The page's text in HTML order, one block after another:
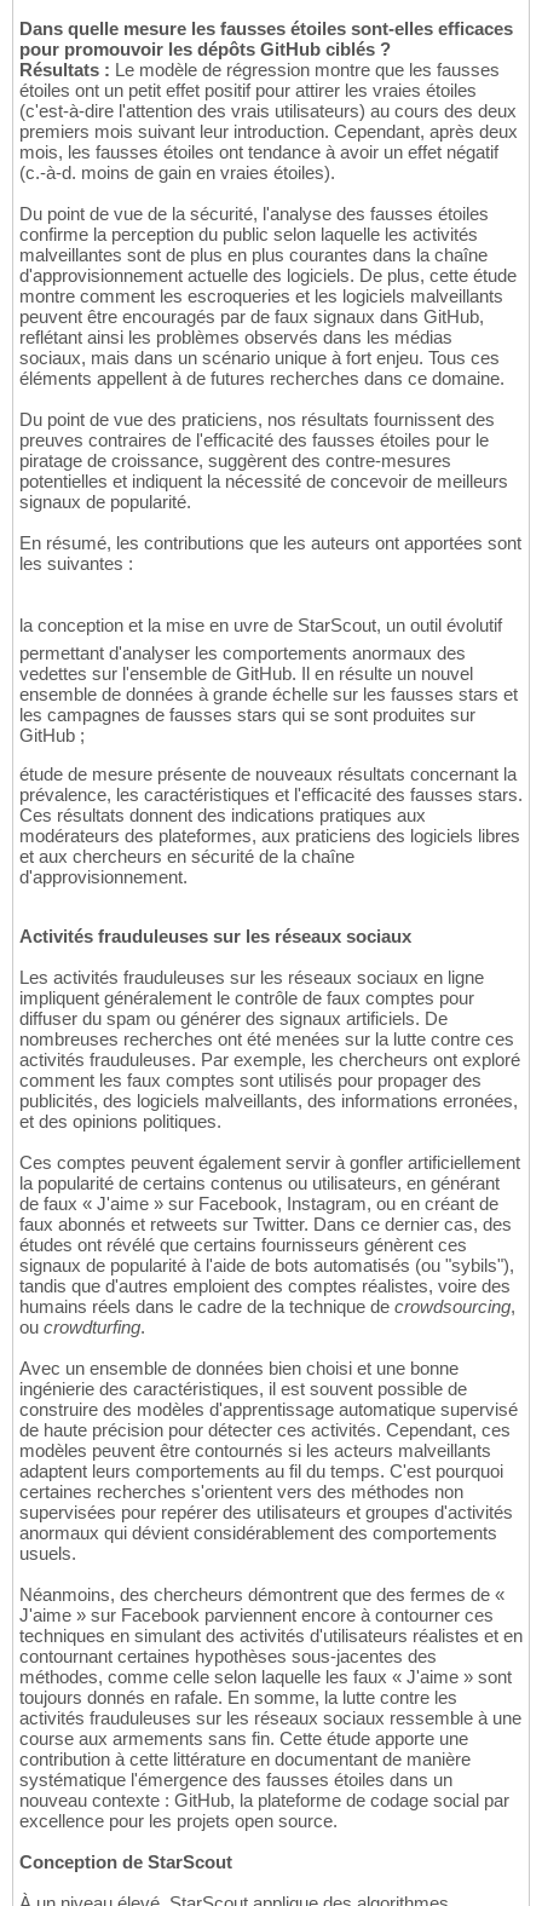
Dans quelle mesure les fausses étoiles sont-elles efficaces
pour promouvoir les dépôts GitHub ciblés ?
Résultats : Le modèle de régression montre que les fausses
étoiles ont un petit effet positif pour attirer les vraies étoiles
(c'est-à-dire l'attention des vrais utilisateurs) au cours des deux
premiers mois suivant leur introduction. Cependant, après deux
mois, les fausses étoiles ont tendance à avoir un effet négatif
(c.-à-d. moins de gain en vraies étoiles).
Du point de vue de la sécurité, l'analyse des fausses étoiles
confirme la perception du public selon laquelle les activités
malveillantes sont de plus en plus courantes dans la chaîne
d'approvisionnement actuelle des logiciels. De plus, cette étude
montre comment les escroqueries et les logiciels malveillants
peuvent être encouragés par de faux signaux dans GitHub,
reflétant ainsi les problèmes observés dans les médias
sociaux, mais dans un scénario unique à fort enjeu. Tous ces
éléments appellent à de futures recherches dans ce domaine.
Du point de vue des praticiens, nos résultats fournissent des
preuves contraires de l'efficacité des fausses étoiles pour le
piratage de croissance, suggèrent des contre-mesures
potentielles et indiquent la nécessité de concevoir de meilleurs
signaux de popularité.
En résumé, les contributions que les auteurs ont apportées sont
les suivantes :
la conception et la mise en uvre de StarScout, un outil évolutif
permettant d'analyser les comportements anormaux des
vedettes sur l'ensemble de GitHub. Il en résulte un nouvel
ensemble de données à grande échelle sur les fausses stars et
les campagnes de fausses stars qui se sont produites sur
GitHub ;
étude de mesure présente de nouveaux résultats concernant la
prévalence, les caractéristiques et l'efficacité des fausses stars.
Ces résultats donnent des indications pratiques aux
modérateurs des plateformes, aux praticiens des logiciels libres
et aux chercheurs en sécurité de la chaîne
d'approvisionnement.
Activités frauduleuses sur les réseaux sociaux
Les activités frauduleuses sur les réseaux sociaux en ligne
impliquent généralement le contrôle de faux comptes pour
diffuser du spam ou générer des signaux artificiels. De
nombreuses recherches ont été menées sur la lutte contre ces
activités frauduleuses. Par exemple, les chercheurs ont exploré
comment les faux comptes sont utilisés pour propager des
publicités, des logiciels malveillants, des informations erronées,
et des opinions politiques.
Ces comptes peuvent également servir à gonfler artificiellement
la popularité de certains contenus ou utilisateurs, en générant
de faux « J'aime » sur Facebook, Instagram, ou en créant de
faux abonnés et retweets sur Twitter. Dans ce dernier cas, des
études ont révélé que certains fournisseurs génèrent ces
signaux de popularité à l'aide de bots automatisés (ou "sybils"),
tandis que d'autres emploient des comptes réalistes, voire des
humains réels dans le cadre de la technique de crowdsourcing,
ou crowdturfing.
Avec un ensemble de données bien choisi et une bonne
ingénierie des caractéristiques, il est souvent possible de
construire des modèles d'apprentissage automatique supervisé
de haute précision pour détecter ces activités. Cependant, ces
modèles peuvent être contournés si les acteurs malveillants
adaptent leurs comportements au fil du temps. C'est pourquoi
certaines recherches s'orientent vers des méthodes non
supervisées pour repérer des utilisateurs et groupes d'activités
anormaux qui dévient considérablement des comportements
usuels.
Néanmoins, des chercheurs démontrent que des fermes de «
J'aime » sur Facebook parviennent encore à contourner ces
techniques en simulant des activités d'utilisateurs réalistes et en
contournant certaines hypothèses sous-jacentes des
méthodes, comme celle selon laquelle les faux « J'aime » sont
toujours donnés en rafale. En somme, la lutte contre les
activités frauduleuses sur les réseaux sociaux ressemble à une
course aux armements sans fin. Cette étude apporte une
contribution à cette littérature en documentant de manière
systématique l'émergence des fausses étoiles dans un
nouveau contexte : GitHub, la plateforme de codage social par
excellence pour les projets open source.
Conception de StarScout